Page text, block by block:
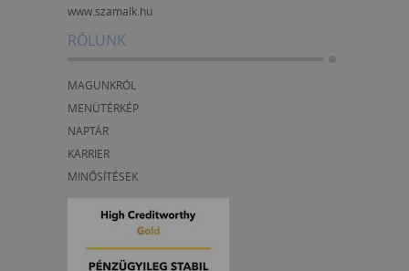
www.szamalk.hu
RÓLUNK
MAGUNKRÓL
MENÜTÉRKÉP
NAPTÁR
KARRIER
MINŐSÍTÉSEK